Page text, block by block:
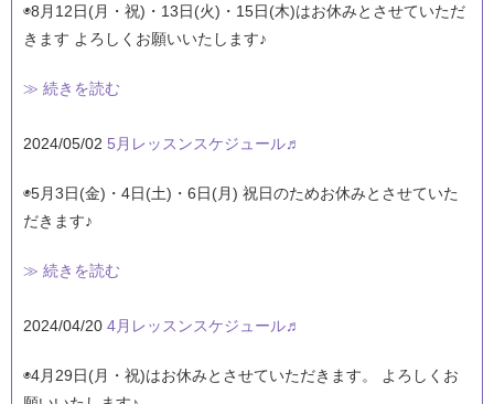
◉8月12日(月・祝)・13日(火)・15日(木)はお休みとさせていただ
きます よろしくお願いいたします♪
≫ 続きを読む
2024/05/02 5月レッスンスケジュール♬
◉5月3日(金)・4日(土)・6日(月) 祝日のためお休みとさせていた
だきます♪
≫ 続きを読む
2024/04/20 4月レッスンスケジュール♬
◉4月29日(月・祝)はお休みとさせていただきます。 よろしくお